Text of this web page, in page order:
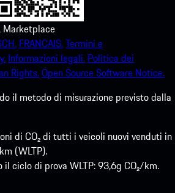
Marketplace
FRANCAIS.Termini e
Informazioni legali. Politica dei
Rights.Open Source Software Notice.
il metodo di misurazione previsto dalla
di CO₂ di tutti i veicoli nuovi venduti in
(WLTP).
il ciclo di prova WLTP: 93,6g CO₂/km.